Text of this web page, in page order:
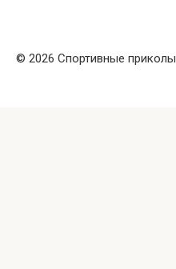
© 2026 Спортивные приколы